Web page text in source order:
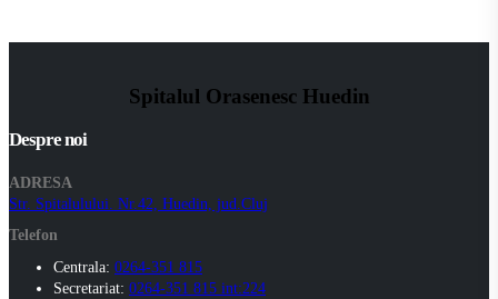
Spitalul Orasenesc Huedin
Despre noi
ADRESA
Str. Spitalulului. Nr.42, Huedin, jud.Cluj
Telefon
Centrala: 0264-351 815
Secretariat: 0264-351 815 int:224